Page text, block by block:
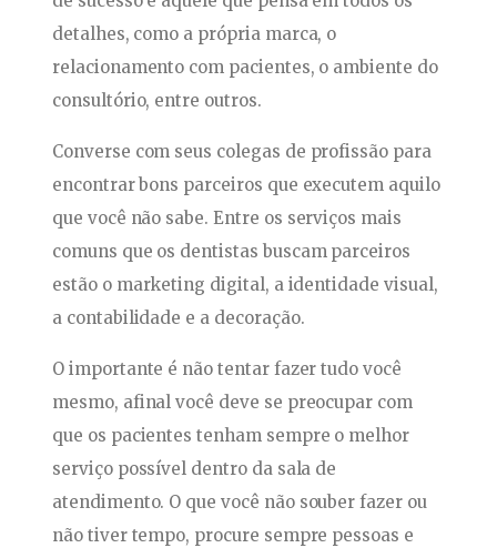
detalhes, como a própria marca, o
relacionamento com pacientes, o ambiente do
consultório, entre outros.
Converse com seus colegas de profissão para
encontrar bons parceiros que executem aquilo
que você não sabe. Entre os serviços mais
comuns que os dentistas buscam parceiros
estão o marketing digital, a identidade visual,
a contabilidade e a decoração.
O importante é não tentar fazer tudo você
mesmo, afinal você deve se preocupar com
que os pacientes tenham sempre o melhor
serviço possível dentro da sala de
atendimento. O que você não souber fazer ou
não tiver tempo, procure sempre pessoas e